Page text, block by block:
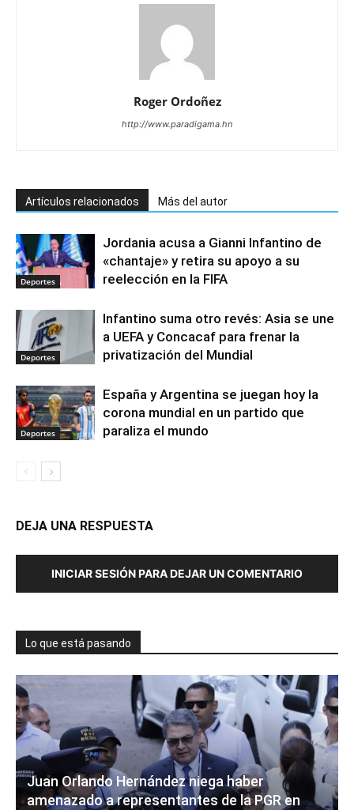
Roger Ordoñez
http://www.paradigama.hn
Artículos relacionados Más del autor
Deportes
Jordania acusa a Gianni Infantino de
«chantaje» y retira su apoyo a su
reelección en la FIFA
Deportes
Infantino suma otro revés: Asia se une
a UEFA y Concacaf para frenar la
privatización del Mundial
Deportes
España y Argentina se juegan hoy la
corona mundial en un partido que
paraliza el mundo
DEJA UNA RESPUESTA
INICIAR SESIÓN PARA DEJAR UN COMENTARIO
Lo que está pasando
Juan Orlando Hernández niega haber
amenazado a representantes de la PGR en